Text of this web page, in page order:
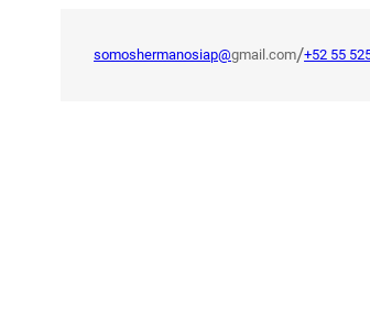
somoshermanosiap@gmail.com/+52 55